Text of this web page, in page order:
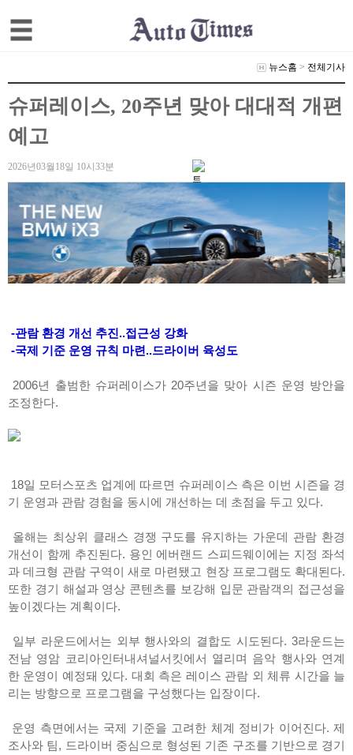
뉴스홈 > 전체기사
슈퍼레이스, 20주년 맞아 대대적 개편
예고
2026년03월18일 10시33분
-관람 환경 개선 추진..접근성 강화
-국제 기준 운영 규칙 마련..드라이버 육성도
2006년 출범한 슈퍼레이스가 20주년을 맞아 시즌 운영 방안을
조정한다.
18일 모터스포츠 업계에 따르면 슈퍼레이스 측은 이번 시즌을 경
기 운영과 관람 경험을 동시에 개선하는 데 초점을 두고 있다.
올해는 최상위 클래스 경쟁 구도를 유지하는 가운데 관람 환경
개선이 함께 추진된다. 용인 에버랜드 스피드웨이에는 지정 좌석
과 데크형 관람 구역이 새로 마련됐고 현장 프로그램도 확대된다.
또한 경기 해설과 영상 콘텐츠를 보강해 입문 관람객의 접근성을
높이겠다는 계획이다.
일부 라운드에서는 외부 행사와의 결합도 시도된다. 3라운드는
전남 영암 코리아인터내셔널서킷에서 열리며 음악 행사와 연계
한 운영이 예정돼 있다. 대회 측은 레이스 관람 외 체류 시간을 늘
리는 방향으로 프로그램을 구성했다는 입장이다.
운영 측면에서는 국제 기준을 고려한 체계 정비가 이어진다. 제
조사와 팀, 드라이버 중심으로 형성된 기존 구조를 기반으로 경기